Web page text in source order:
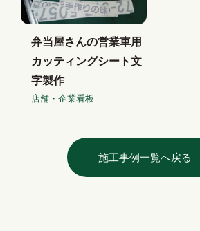
弁当屋さんの営業車用
カッティングシート文
字製作
店舗・企業看板
施工事例一覧へ戻る